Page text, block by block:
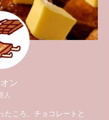
ン
人
たころ、チョコレートと